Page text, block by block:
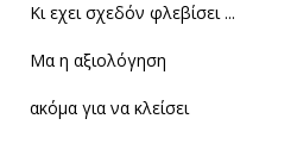
Κι εχει σχεδόν φλεβίσει ...
Μα η αξιολόγηση
ακόμα για να κλείσει